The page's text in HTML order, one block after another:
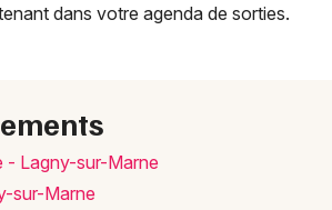
dans votre agenda de sorties.
- Lagny-sur-Marne
sur-Marne